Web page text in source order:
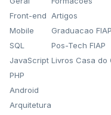
Front-end
Mobile
SQL
JavaScript
PHP
Android
Arquitetura
Artigos
Graduacao FIAP
Pos-Tech FIAP
Livros Casa do